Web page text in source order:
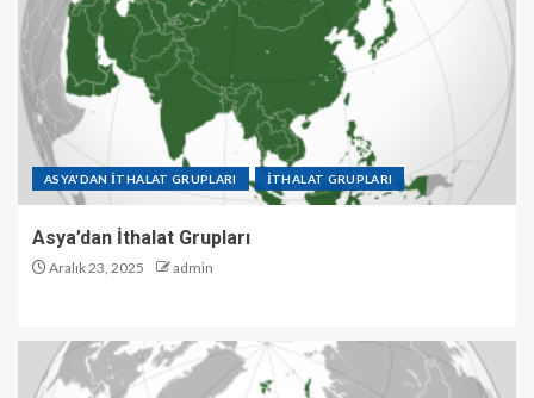
ASYA'DAN İTHALAT GRUPLARI İTHALAT GRUPLARI
Asya’dan İthalat Grupları
Aralık 23, 2025 admin